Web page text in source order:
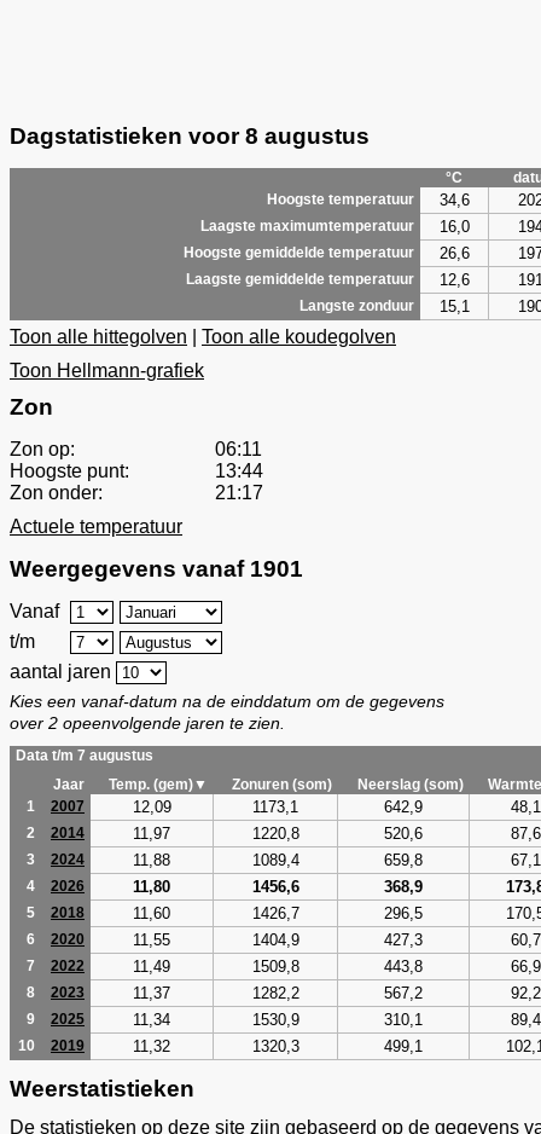
Dagstatistieken voor 8 augustus
°C
Hoogste temperatuur
34,6
Laagste maximumtemperatuur 16,0
Hoogste gemiddelde temperatuur 26,6
Laagste gemiddelde temperatuur 12,6
Langste zonduur 15,1
Toon alle hittegolven
Toon alle koudegolven
Toon Hellmann-grafiek
Zon
Zon op:
06:11
Hoogste punt:
13:44
Zon onder:
21:17
Actuele temperatuur
Weergegevens vanaf 1901
Vanaf
t/m
aantal jaren
Kies een vanaf-datum na de einddatum om de gegevens
over 2 opeenvolgende jaren te zien.
Data t/m 7 augustus
Jaar
Temp. (gem)▼ Zonuren (som) Neerslag (som)
1
2007 12,09 1173,1 642,9 48,1
2 2014 11,97 1220,8 520,6 87,6
3 2024 11,88 1089,4 659,8 67,1
4 2026 11,80 1456,6 368,9
5 2018 11,60 1426,7 296,5
6 2020 11,55 1404,9 427,3 60,7
7 2022 11,49 1509,8 443,8 66,9
8 2023 11,37 1282,2 567,2 92,2
9 2025 11,34 1530,9 310,1 89,4
10 2019 11,32 1320,3 499,1
Weerstatistieken
De statistieken op deze site zijn gebaseerd op de gegevens